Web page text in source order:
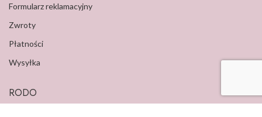
Formularz reklamacyjny
Zwroty
Płatności
Wysyłka
RODO